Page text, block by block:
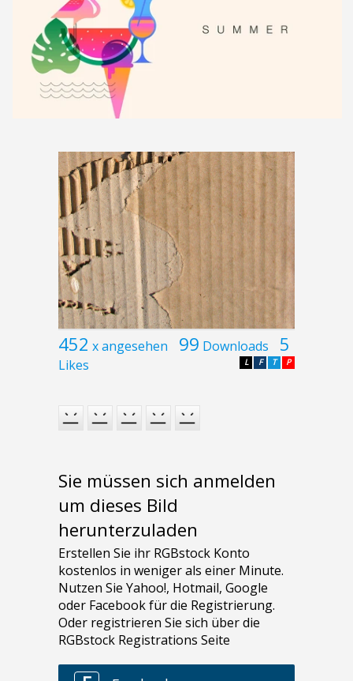
452 x angesehen 99 Downloads 5
Likes P
T
F
L
Sie müssen sich anmelden
um dieses Bild
herunterzuladen